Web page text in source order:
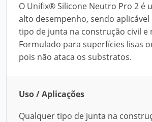
O Unifix® Silicone Neutro Pro 2 é
alto desempenho, sendo
tipo de junta na construção civil e
Formulado para superfícies lisas
pois não ataca os substratos.
Uso / Aplicações
Qualquer tipo de junta na